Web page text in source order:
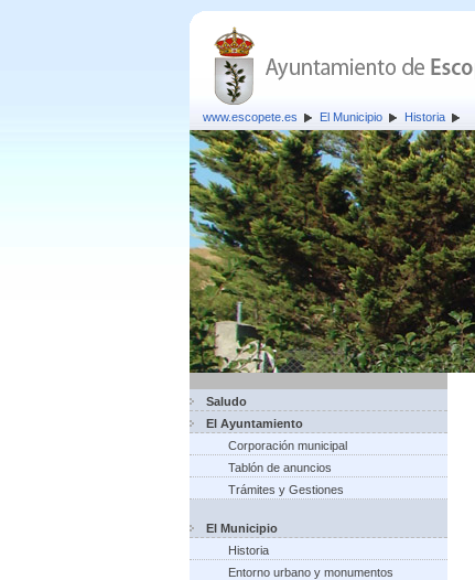
www.escopete.es El Municipio Historia
Saludo
El Ayuntamiento
Corporación municipal
Tablón de anuncios
Trámites y Gestiones
El Municipio
Historia
Entorno urbano y monumentos